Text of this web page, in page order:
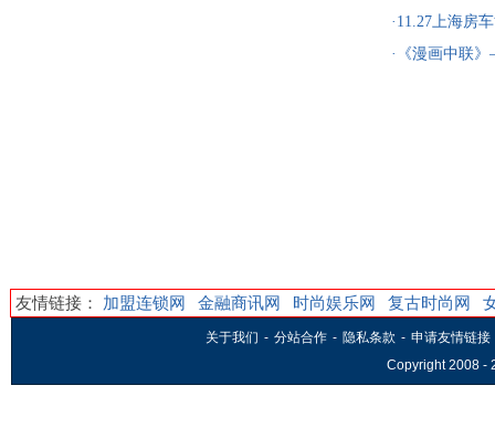
天
·11.27上海房
·《漫画中联
友情链接： 加盟连锁网 金融商讯网 时尚娱乐网 复古时尚网
关于我们 - 分站合作 - 隐私条款 - 申请友情链接
Copyright 2008 -